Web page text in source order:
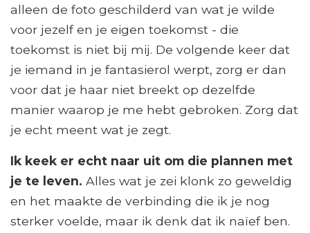
alleen de foto geschilderd van wat je wilde
voor jezelf en je eigen toekomst - die
toekomst is niet bij mij. De volgende keer dat
je iemand in je fantasierol werpt, zorg er dan
voor dat je haar niet breekt op dezelfde
manier waarop je me hebt gebroken. Zorg dat
je echt meent wat je zegt.
Ik keek er echt naar uit om die plannen met
je te leven. Alles wat je zei klonk zo geweldig
en het maakte de verbinding die ik je nog
sterker voelde, maar ik denk dat ik naïef ben.